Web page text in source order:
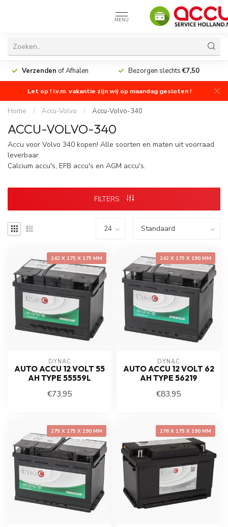
MENU
Verzenden of Afhalen Bezorgen slechts€7,50
Let op ! i.v.m. vakantie zijn wij op maandag gesloten !
Home / Accu-Volvo / Accu-Volvo-340
ACCU-VOLVO-340
Accu voor Volvo 340 kopen! Alle soorten en maten uit voorraad
leverbaar.
Calcium accu's, EFB accu's en AGM accu's.
FILTERS
242 X 175 X 175 MM
DYNAC
AUTO ACCU 12 VOLT 55
AH TYPE 55559L
€73,95
242 X 175 X 190 MM
DYNAC
AUTO ACCU 12 VOLT 62
AH TYPE 56219
€83,95
275 X 175 X 190 MM 276 X 175 X 190 MM